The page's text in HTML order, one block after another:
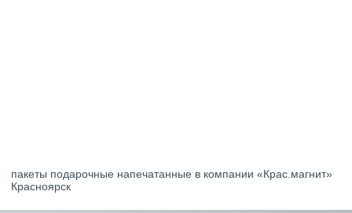
пакеты подарочные напечатанные в компании «Крас.магнит»
Красноярск